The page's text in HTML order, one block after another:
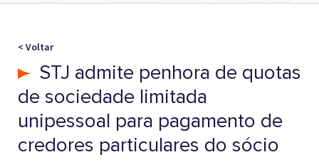
< Voltar
STJ admite penhora de quotas
de sociedade limitada
unipessoal para pagamento de
credores particulares do sócio